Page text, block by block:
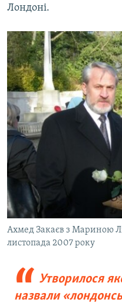
Лондоні.
Ахмед Закаєв з Мариною
листопада 2007 року
Утворилося
назвали